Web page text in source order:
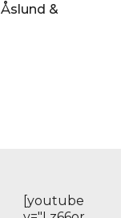
&
[youtube